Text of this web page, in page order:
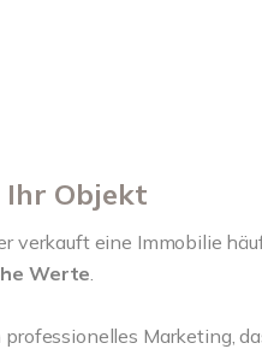
Objekt
verkauft eine Immobilie
Werte
Marketing,